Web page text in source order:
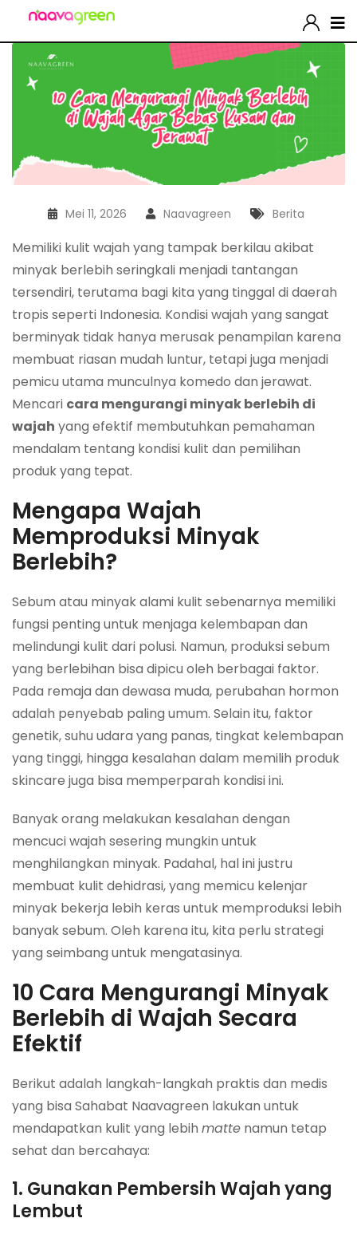
Mei 11, 2026 Naavagreen Berita
Memiliki kulit wajah yang tampak berkilau akibat
minyak berlebih seringkali menjadi tantangan
tersendiri, terutama bagi kita yang tinggal di daerah
tropis seperti Indonesia. Kondisi wajah yang sangat
berminyak tidak hanya merusak penampilan karena
membuat riasan mudah luntur, tetapi juga menjadi
pemicu utama munculnya komedo dan jerawat.
Mencari cara mengurangi minyak berlebih di
wajah yang efektif membutuhkan pemahaman
mendalam tentang kondisi kulit dan pemilihan
produk yang tepat.
Mengapa Wajah
Memproduksi Minyak
Berlebih?
Sebum atau minyak alami kulit sebenarnya memiliki
fungsi penting untuk menjaga kelembapan dan
melindungi kulit dari polusi. Namun, produksi sebum
yang berlebihan bisa dipicu oleh berbagai faktor.
Pada remaja dan dewasa muda, perubahan hormon
adalah penyebab paling umum. Selain itu, faktor
genetik, suhu udara yang panas, tingkat kelembapan
yang tinggi, hingga kesalahan dalam memilih produk
skincare juga bisa memperparah kondisi ini.
Banyak orang melakukan kesalahan dengan
mencuci wajah sesering mungkin untuk
menghilangkan minyak. Padahal, hal ini justru
membuat kulit dehidrasi, yang memicu kelenjar
minyak bekerja lebih keras untuk memproduksi lebih
banyak sebum. Oleh karena itu, kita perlu strategi
yang seimbang untuk mengatasinya.
10 Cara Mengurangi Minyak
Berlebih di Wajah Secara
Efektif
Berikut adalah langkah-langkah praktis dan medis
yang bisa Sahabat Naavagreen lakukan untuk
mendapatkan kulit yang lebih matte namun tetap
sehat dan bercahaya:
1. Gunakan Pembersih Wajah yang
Lembut